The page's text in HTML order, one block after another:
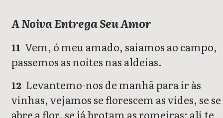
A Noiva Entrega Seu Amor
11 Vem, ó meu amado, saiamos ao campo,
passemos as noites nas aldeias.
12 Levantemo-nos de manhã para ir às
vinhas, vejamos se florescem as vides, se se
abre a flor, se já brotam as romeiras; ali te